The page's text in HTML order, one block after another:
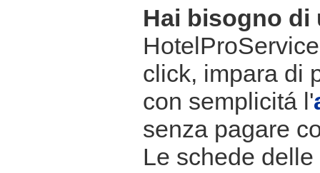
Hai bisogno di
click, impara di
con semplicitá l'
senza pagare
Le schede